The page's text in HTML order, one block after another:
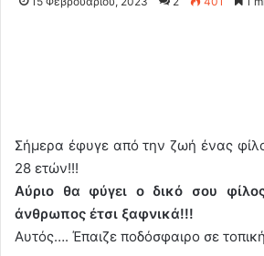
Σήμερα έφυγε από την ζωή ένας
28 ετών!!!
Αύριο θα φύγει ο δικό σου
άνθρωπος έτσι ξαφνικά!!!
Αυτός…. Έπαιζε ποδόσφαιρο σε